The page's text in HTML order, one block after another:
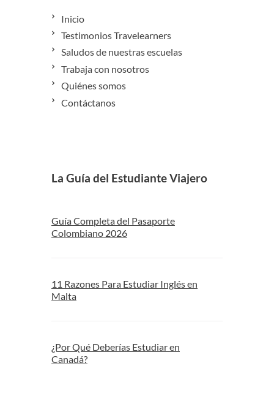
Inicio
Testimonios Travelearners
Saludos de nuestras escuelas
Trabaja con nosotros
Quiénes somos
Contáctanos
La Guía del Estudiante Viajero
Guía Completa del Pasaporte
Colombiano 2026
11 Razones Para Estudiar Inglés en
Malta
¿Por Qué Deberías Estudiar en
Canadá?